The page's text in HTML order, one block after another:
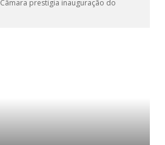
Câmara prestigia inauguração do